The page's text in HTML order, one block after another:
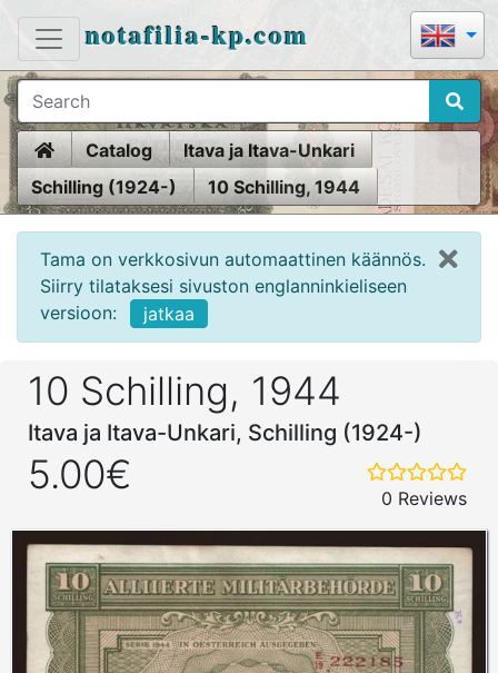
notafilia-kp.com
HomeCatalog
Itava ja Itava-Unkari
Schilling (1924-)
10 Schilling, 1944
Tama on verkkosivun automaattinen käännös.
Siirry tilataksesi sivuston englanninkieliseen
versioon:
jatkaa
10 Schilling, 1944
Itava ja Itava-Unkari, Schilling (1924-)
5.00€
0 Reviews